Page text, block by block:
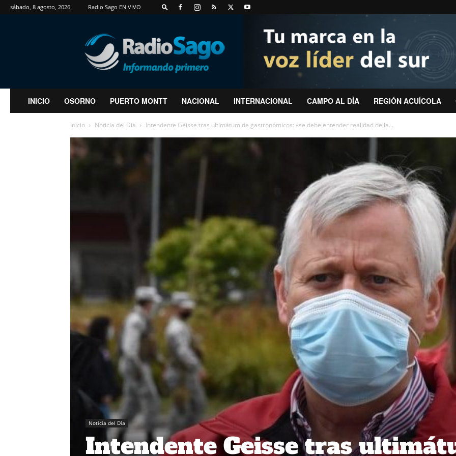
sábado, 8 agosto, 2026 Radio Sago EN VIVO
RadioSago
INICIO OSORNO PUERTO MONTT NACIONAL INTERNACIONAL CAMPO AL DÍA REGIÓN ACUÍCOLA
Inicio Noticia del Día Intendente Geisse tras ultimátum de gastronómicos: «se debe entender realidad de la...
Noticia del Día
Intendente Geisse tras